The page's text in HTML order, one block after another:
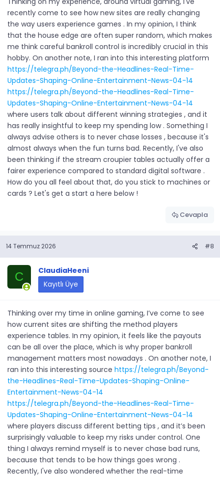
recently come to see how new sites are really changing
the way users experience games . In my opinion, I think
that the house edge are often super random, which makes
me think careful bankroll control is incredibly crucial in this
hobby. On another note, I ran into this interesting platform
https://telegra.ph/Beyond-the-Headlines-Real-Time-
Updates-Shaping-Online-Entertainment-News-04-14
https://telegra.ph/Beyond-the-Headlines-Real-Time-
Updates-Shaping-Online-Entertainment-News-04-14
where users talk about different winning strategies , and it
has really insightful to keep my spending low . Something I
always advise others is to never chase losses , because it's
almost always when the fun turns bad. Recently, I've also
been thinking if the stream croupier tables actually offer a
fairer experience compared to standard digital software .
How do you all feel about that, do you stick to machines or
cards ? Let's get a start a here below !
Cevapla
14 Temmuz 2026 #8
C
ClaudiaHeeni
Kayıtlı Üye
Thinking over my time in online gaming, I’ve come to see
how current sites are shifting the method players
experience tables. In my opinion, it feels like the payouts
can be all over the place, which is why proper bankroll
management matters most nowadays . On another note, I
ran into this interesting source https://telegra.ph/Beyond-
the-Headlines-Real-Time-Updates-Shaping-Online-
Entertainment-News-04-14
https://telegra.ph/Beyond-the-Headlines-Real-Time-
Updates-Shaping-Online-Entertainment-News-04-14
where players discuss different betting tips , and it’s been
surprisingly valuable to keep my risks under control. One
thing I always remind myself is to never chase bad runs,
because that tends to be how things goes wrong .
Recently, I've also wondered whether the real-time